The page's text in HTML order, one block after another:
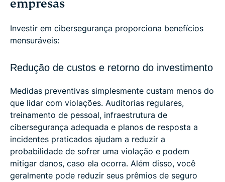
empresas
Investir em cibersegurança proporciona benefícios
mensuráveis:
Redução de custos e retorno do investimento
Medidas preventivas simplesmente custam menos do
que lidar com violações. Auditorias regulares,
treinamento de pessoal, infraestrutura de
cibersegurança adequada e planos de resposta a
incidentes praticados ajudam a reduzir a
probabilidade de sofrer uma violação e podem
mitigar danos, caso ela ocorra. Além disso, você
geralmente pode reduzir seus prêmios de seguro